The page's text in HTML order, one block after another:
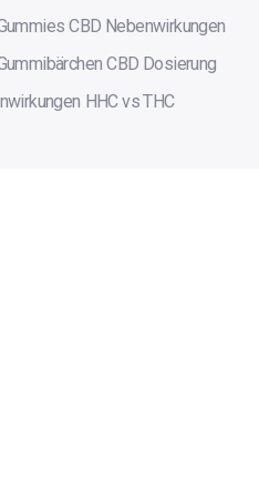
CBD Nebenwirkungen
CBD Dosierung
HHC vs THC